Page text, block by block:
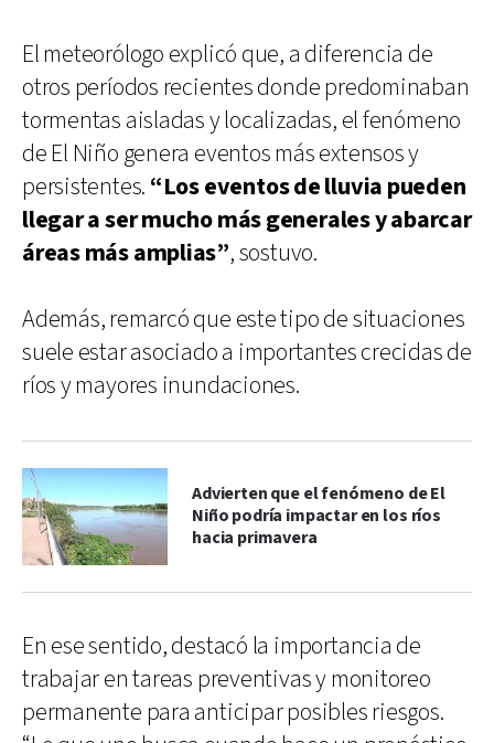
El meteorólogo explicó que, a diferencia de
otros períodos recientes donde predominaban
tormentas aisladas y localizadas, el fenómeno
de El Niño genera eventos más extensos y
persistentes. “Los eventos de lluvia pueden
llegar a ser mucho más generales y abarcar
áreas más amplias”, sostuvo.
Además, remarcó que este tipo de situaciones
suele estar asociado a importantes crecidas de
ríos y mayores inundaciones.
Advierten que el fenómeno de El
Niño podría impactar en los ríos
hacia primavera
En ese sentido, destacó la importancia de
trabajar en tareas preventivas y monitoreo
permanente para anticipar posibles riesgos.